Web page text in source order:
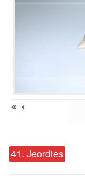
« ‹
41. Jeordies